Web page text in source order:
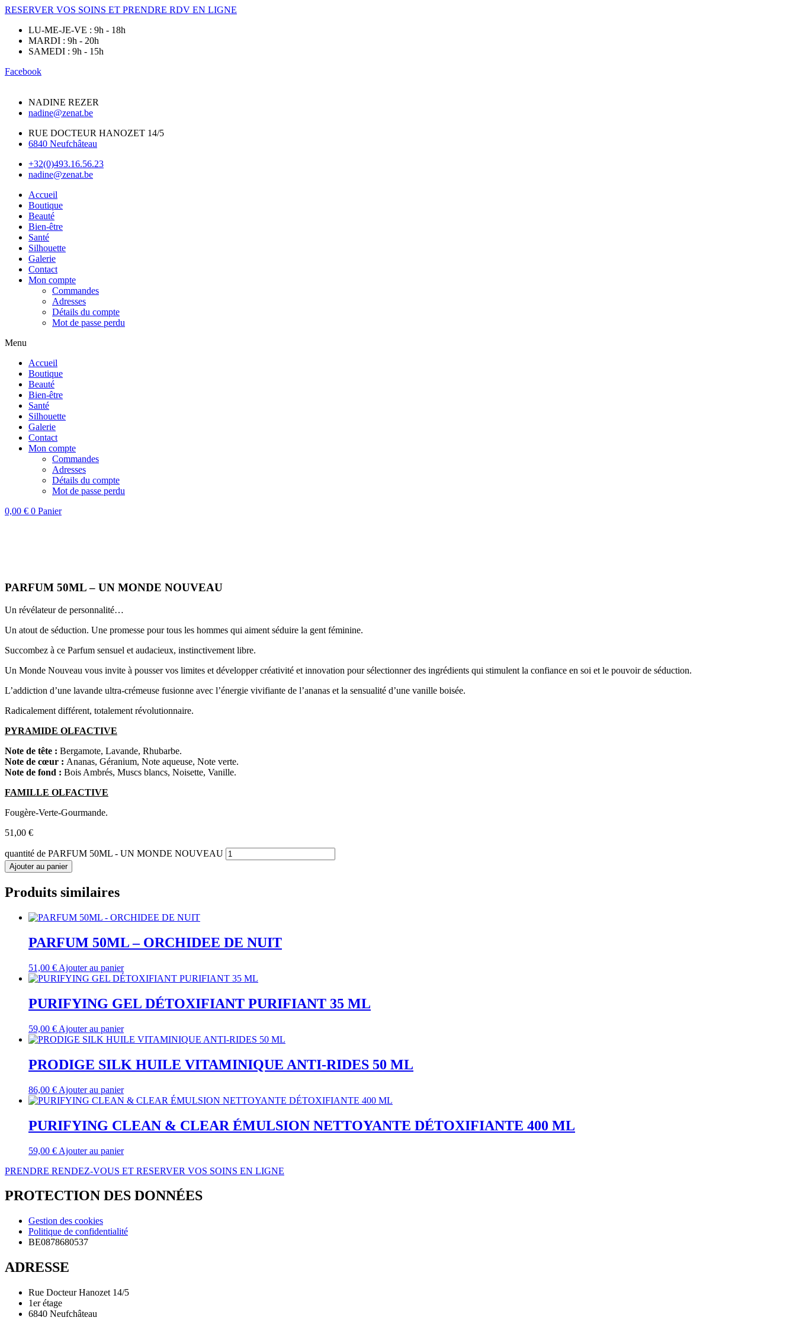
RESERVER VOS SOINS ET PRENDRE RDV EN LIGNE
LU-ME-JE-VE : 9h - 18h
MARDI : 9h - 20h
SAMEDI : 9h - 15h
Facebook
NADINE REZER
nadine@zenat.be
RUE DOCTEUR HANOZET 14/5
6840 Neufchâteau
+32(0)493.16.56.23
nadine@zenat.be
Accueil
Boutique
Beauté
Bien-être
Santé
Silhouette
Galerie
Contact
Mon compte
Commandes
Adresses
Détails du compte
Mot de passe perdu
Menu
Accueil
Boutique
Beauté
Bien-être
Santé
Silhouette
Galerie
Contact
Mon compte
Commandes
Adresses
Détails du compte
Mot de passe perdu
0,00 € 0 Panier
PARFUM 50ML – UN MONDE NOUVEAU
Un révélateur de personnalité…
Un atout de séduction. Une promesse pour tous les hommes qui aiment séduire la gent féminine.
Succombez à ce Parfum sensuel et audacieux, instinctivement libre.
Un Monde Nouveau vous invite à pousser vos limites et développer créativité et innovation pour sélectionner des ingrédients qui stimulent la confiance en soi et le pouvoir de séduction.
L’addiction d’une lavande ultra-crémeuse fusionne avec l’énergie vivifiante de l’ananas et la sensualité d’une vanille boisée.
Radicalement différent, totalement révolutionnaire.
PYRAMIDE OLFACTIVE
Note de tête : Bergamote, Lavande, Rhubarbe.
Note de cœur : Ananas, Géranium, Note aqueuse, Note verte.
Note de fond : Bois Ambrés, Muscs blancs, Noisette, Vanille.
FAMILLE OLFACTIVE
Fougère-Verte-Gourmande.
51,00 €
quantité de PARFUM 50ML - UN MONDE NOUVEAU
Ajouter au panier
Produits similaires
PARFUM 50ML – ORCHIDEE DE NUIT
51,00 € Ajouter au panier
PURIFYING GEL DÉTOXIFIANT PURIFIANT 35 ML
59,00 € Ajouter au panier
PRODIGE SILK HUILE VITAMINIQUE ANTI-RIDES 50 ML
86,00 € Ajouter au panier
PURIFYING CLEAN & CLEAR ÉMULSION NETTOYANTE DÉTOXIFIANTE 400 ML
59,00 € Ajouter au panier
PRENDRE RENDEZ-VOUS ET RESERVER VOS SOINS EN LIGNE
PROTECTION DES DONNÉES
Gestion des cookies
Politique de confidentialité
BE0878680537
ADRESSE
Rue Docteur Hanozet 14/5
1er étage
6840 Neufchâteau